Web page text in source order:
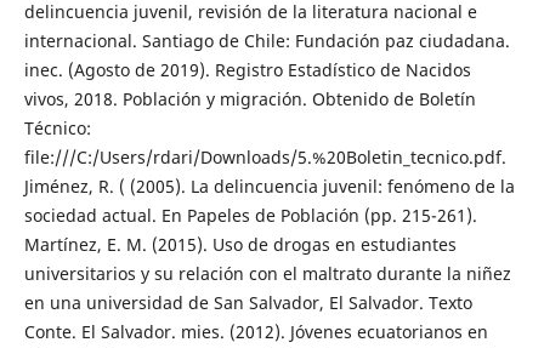
delincuencia juvenil, revisión de la literatura nacional e
internacional. Santiago de Chile: Fundación paz ciudadana.
inec. (Agosto de 2019). Registro Estadístico de Nacidos
vivos, 2018. Población y migración. Obtenido de Boletín
Técnico:
file:///C:/Users/rdari/Downloads/5.%20Boletin_tecnico.pdf.
Jiménez, R. ( (2005). La delincuencia juvenil: fenómeno de la
sociedad actual. En Papeles de Población (pp. 215-261).
Martínez, E. M. (2015). Uso de drogas en estudiantes
universitarios y su relación con el maltrato durante la niñez
en una universidad de San Salvador, El Salvador. Texto
Conte. El Salvador. mies. (2012). Jóvenes ecuatorianos en